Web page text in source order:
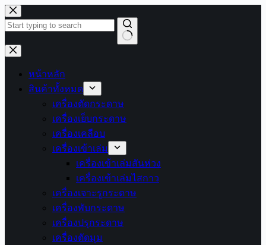
Skip
to
content
No
results
หน้าหลัก
สินค้าทั้งหมด
เครื่องตัดกระดาษ
เครื่องเย็บกระดาษ
เครื่องเคลือบ
เครื่องเข้าเล่ม
เครื่องเข้าเล่มสันห่วง
เครื่องเข้าเล่มไสกาว
เครื่องเจาะรูกระดาษ
เครื่องพับกระดาษ
เครื่องปรุกระดาษ
เครื่องตัดมุม